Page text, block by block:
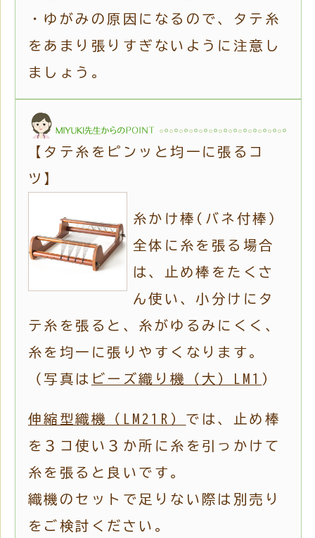
・ゆがみの原因になるので、タテ糸
をあまり張りすぎないように注意し
ましょう。
【タテ糸をピンッと均一に張るコ
ツ】
糸かけ棒(バネ付棒)
全体に糸を張る場合
は、止め棒をたくさ
ん使い、小分けにタ
テ糸を張ると、糸がゆるみにくく、
糸を均一に張りやすくなります。
（写真は ビーズ織り機（大）LM1 ）
伸縮型織機（LM21R） では、止め棒
を３コ使い３か所に糸を引っかけて
糸を張ると良いです。
織機のセットで足りない際は別売り
をご検討ください。